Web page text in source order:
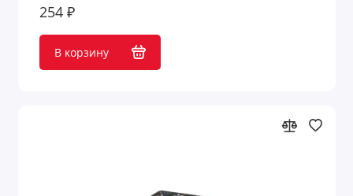
Сладости и орехи
254 ₽
В корзину